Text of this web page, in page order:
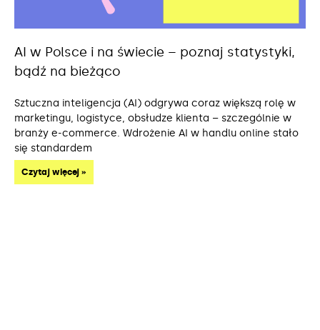
AI w Polsce i na świecie – poznaj statystyki,
bądź na bieżąco
Sztuczna inteligencja (AI) odgrywa coraz większą rolę w
marketingu, logistyce, obsłudze klienta – szczególnie w
branży e-commerce. Wdrożenie AI w handlu online stało
się standardem
Czytaj więcej »